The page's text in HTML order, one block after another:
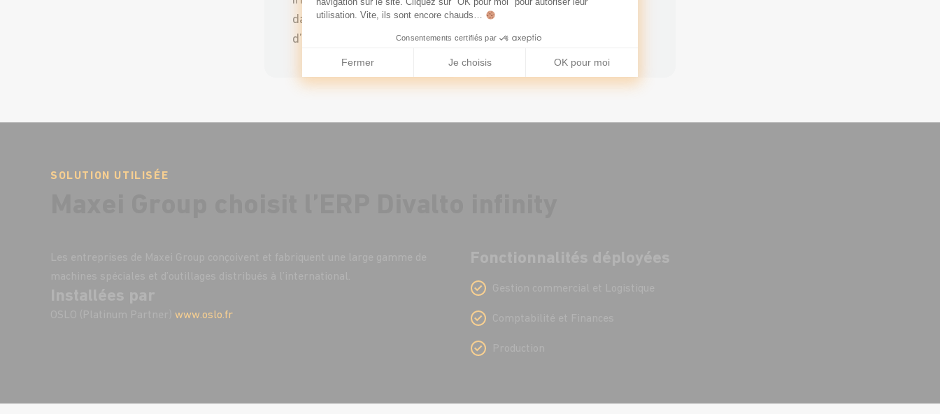
dans leur secteur
d’activité.
SOLUTION UTILISÉE
www.oslo.fr
utilisation. Vite, ils sont encore chauds…
Consentements certifiés par
Fermer Je choisis OK pour moi